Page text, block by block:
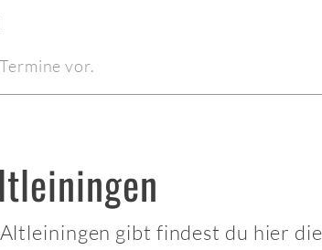
vor.
gibt findest du hier die